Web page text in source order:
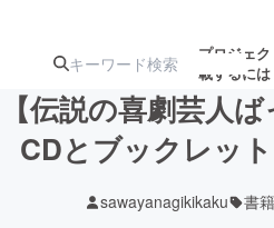
プロジェ
載するには
ターン
注目の新着プロ
ジェクト
【伝説の喜劇芸人
CDとブックレッ
sawayanagikikaku 書